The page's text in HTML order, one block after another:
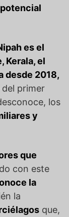
es el
Kerala, el
desde 2018,
primer
los
y
que
con este
la
la
que,